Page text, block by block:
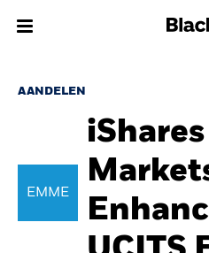
Over Ons
Inzichten
AANDELEN
EMME